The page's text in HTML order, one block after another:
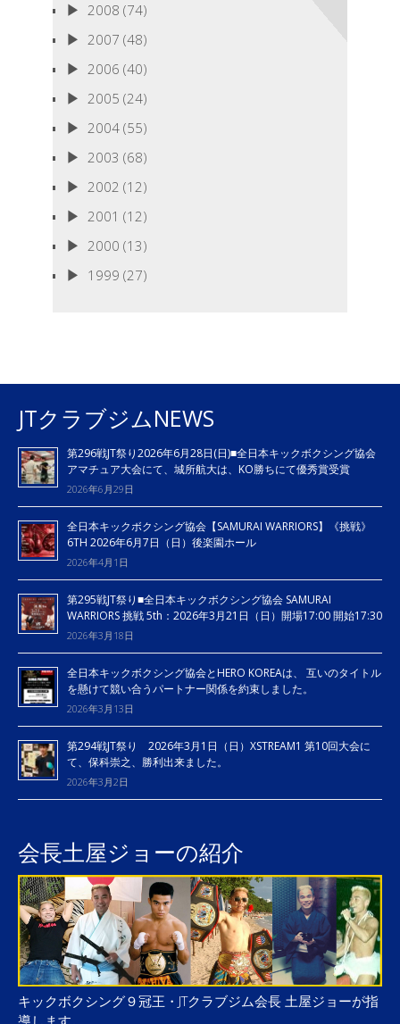
2008 (74)
2007 (48)
2006 (40)
2005 (24)
2004 (55)
2003 (68)
2002 (12)
2001 (12)
2000 (13)
1999 (27)
JTクラブジムNEWS
第296戦JT祭り2026年6月28日(日)■全日本キックボクシング協会
アマチュア大会にて、城所航大は、KO勝ちにて優秀賞受賞
2026年6月29日
全日本キックボクシング協会【SAMURAI WARRIORS】《挑戦》
6TH 2026年6月7日（日）後楽園ホール
2026年4月1日
第295戦JT祭り■全日本キックボクシング協会 SAMURAI
WARRIORS 挑戦 5th：2026年3月21日（日）開場17:00 開始17:30
2026年3月18日
全日本キックボクシング協会とHERO KOREAは、 互いのタイトル
を懸けて競い合うパートナー関係を約束しました。
2026年3月13日
第294戦JT祭り 2026年3月1日（日）XSTREAM1 第10回大会に
て、保科崇之、勝利出来ました。
2026年3月2日
会長土屋ジョーの紹介
キックボクシング９冠王・JTクラブジム会長 土屋ジョーが指